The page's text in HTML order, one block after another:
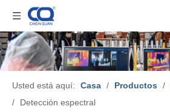
Usted está aquí: Casa / Productos /
/
Detección espectral